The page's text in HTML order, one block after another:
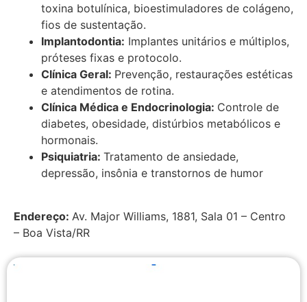
toxina botulínica, bioestimuladores de colágeno,
fios de sustentação.
Implantodontia: Implantes unitários e múltiplos,
próteses fixas e protocolo.
Clínica Geral: Prevenção, restaurações estéticas
e atendimentos de rotina.
Clínica Médica e Endocrinologia: Controle de
diabetes, obesidade, distúrbios metabólicos e
hormonais.
Psiquiatria: Tratamento de ansiedade,
depressão, insônia e transtornos de humor
Endereço: Av. Major Williams, 1881, Sala 01 – Centro
– Boa Vista/RR